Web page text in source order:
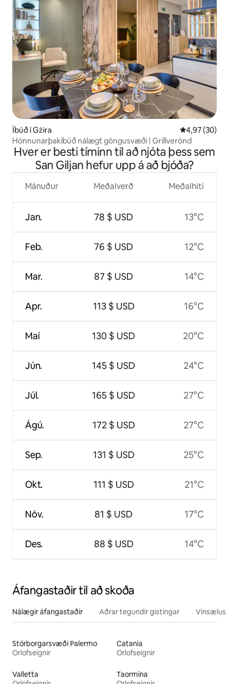
Íbúð í Gżira 4,97 af 5 í
4,97 (30)
Hönnunarþakíbúð nálægt göngusvæði | Grillverönd
Hver er besti tíminn til að njóta þess sem
San Giljan hefur upp á að bjóða?
Mánuður
Jan.
Feb.
Mar.
Apr.
Maí
Jún.
Júl.
Ágú.
Sep.
Okt.
Nóv.
Des.
Meðalverð
78 $ USD
76 $ USD
87 $ USD
113 $ USD
130 $ USD
145 $ USD
165 $ USD
172 $ USD
131 $ USD
111 $ USD
81 $ USD
88 $ USD
Meðalhiti
13°C
12°C
14°C
16°C
20°C
24°C
27°C
27°C
25°C
21°C
17°C
14°C
Áfangastaðir til að skoða
Nálægir áfangastaðir Aðrar tegundir gistingar
Stórborgarsvæði Palermo
Orlofseignir
Catania
Orlofseignir
Valletta
Taormína